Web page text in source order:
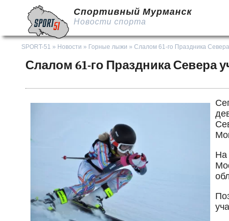
Спортивный Мурманск
Новости спорта
SPORT-51 » Новости » Горные лыжи » Слалом 61-го Праздника
Слалом 61-го Праздника Севера
На